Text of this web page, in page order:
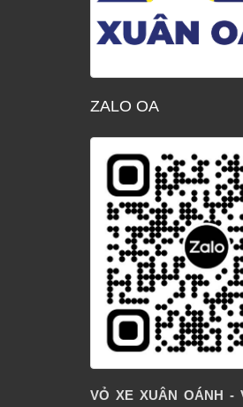
ZALO OA
VỎ XE XUÂN OÁNH -